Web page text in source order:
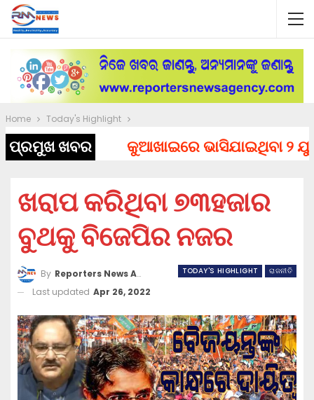
Home Today's Highlight
ପ୍ରମୁଖ ଖବର କୁଆଖାଇରେ ଭାସିଯାଇଥିବା ୨
ଖରାପ କରିଥିବା ୭୩ହଜାର
ବୁଥକୁ ବିଜେପିର ନଜର
TODAY'S HIGHLIGHT ରାଜନୀତି
By Reporters News Agency
Last updated Apr 26, 2022